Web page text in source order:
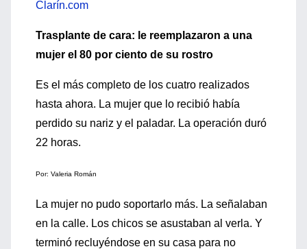
Clarín.com
Trasplante de cara: le reemplazaron a una
mujer el 80 por ciento de su rostro
Es el más completo de los cuatro realizados
hasta ahora. La mujer que lo recibió había
perdido su nariz y el paladar. La operación duró
22 horas.
Por: Valeria Román
La mujer no pudo soportarlo más. La señalaban
en la calle. Los chicos se asustaban al verla. Y
terminó recluyéndose en su casa para no